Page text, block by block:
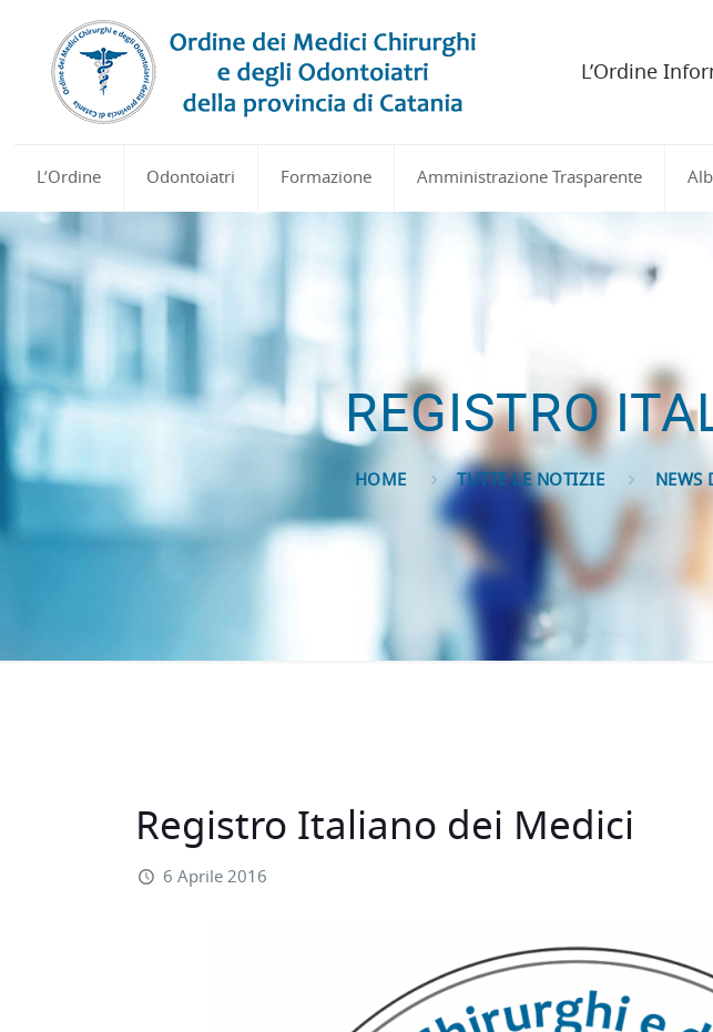
L’Ordine Odontoiatri Formazione Amministrazione Trasparente
L’Ordine
REGISTRO
HOME TUTTE LE NOTIZIE NEWS
Registro Italiano dei Medici
6 Aprile 2016